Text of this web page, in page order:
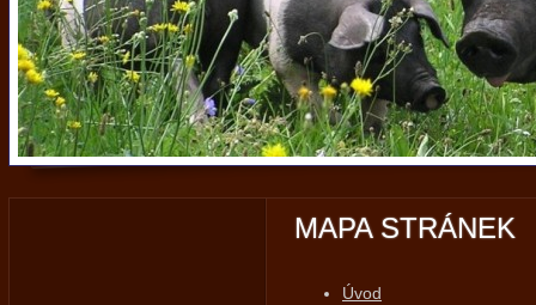
MAPA STRÁNEK
Úvod